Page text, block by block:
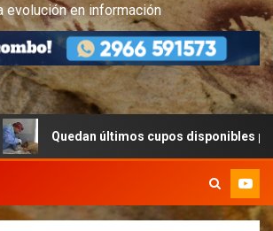
evolución en información
últimos cupos disponibles para